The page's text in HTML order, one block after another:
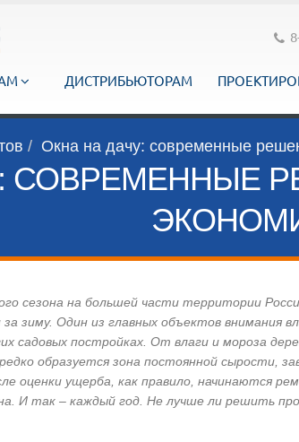
ДИСТРИБЬЮТОРАМ
Окна на дачу: современные
СОВРЕМЕННЫЕ
сезона на большей части территории
зиму. Один из главных объектов внимания
садовых постройках. От влаги и мороза
образуется зона постоянной сырости,
оценки ущерба, как правило, начинаются
И так – каждый год. Не лучше ли решить